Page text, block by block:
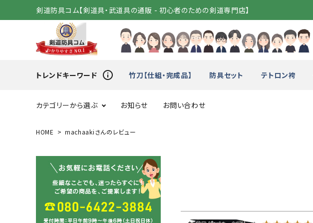
剣道防具コム【剣道具・武道具の通販 - 初心者のための剣道専門店】
トレンドキーワード info_outline 竹刀【仕組・完成品】 防具セット テトロン袴
カテゴリーから選ぶ
変わり胴
剣道着
お知らせ お問い合わせ
HOME machaakiさんのレビュー